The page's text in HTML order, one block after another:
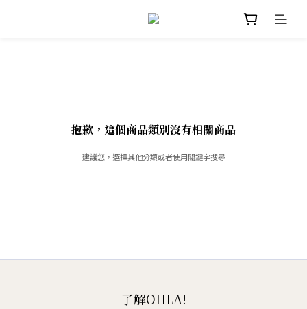
抱歉，這個商品類別沒有相關商品
建議您，選擇其他分類或者使用關鍵字搜尋
了解OHLA!